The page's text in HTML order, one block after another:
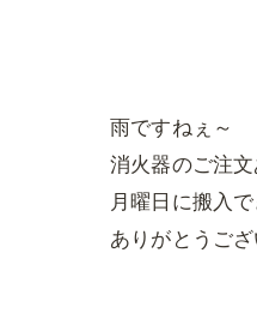
雨ですねぇ～
消火器のご注文
月曜日に搬入
ありがとうござ